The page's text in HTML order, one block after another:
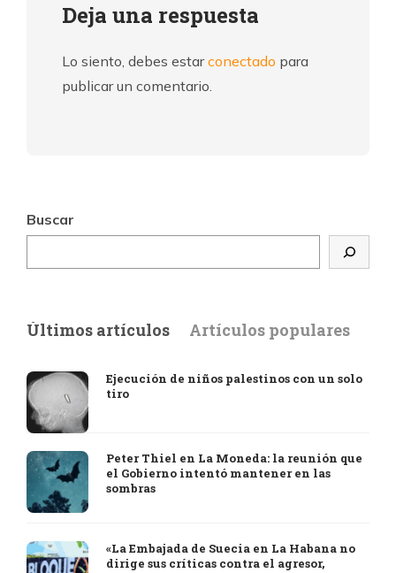
Deja una respuesta
Lo siento, debes estarconectado para
publicar un comentario.
Buscar
Últimos artículos Artículos populares
Ejecución de niños palestinos con un solo
tiro
Peter Thiel en La Moneda: la reunión que
el Gobierno intentó mantener en las
sombras
«La Embajada de Suecia en La Habana no
dirige sus críticas contra el agresor,